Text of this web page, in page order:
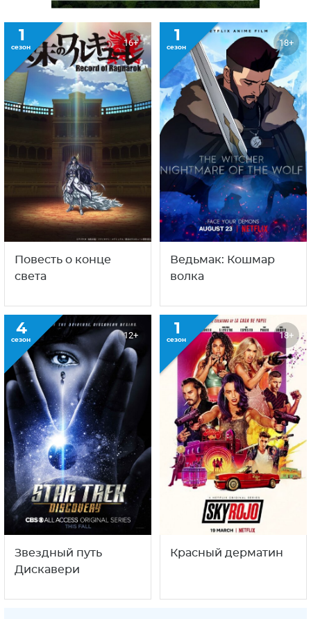
1
сезон 16+
Повесть о конце
света
1
сезон 18+
Ведьмак: Кошмар
волка
4
сезон 12+
Звездный путь
Дискавери
1
сезон 18+
Красный дерматин